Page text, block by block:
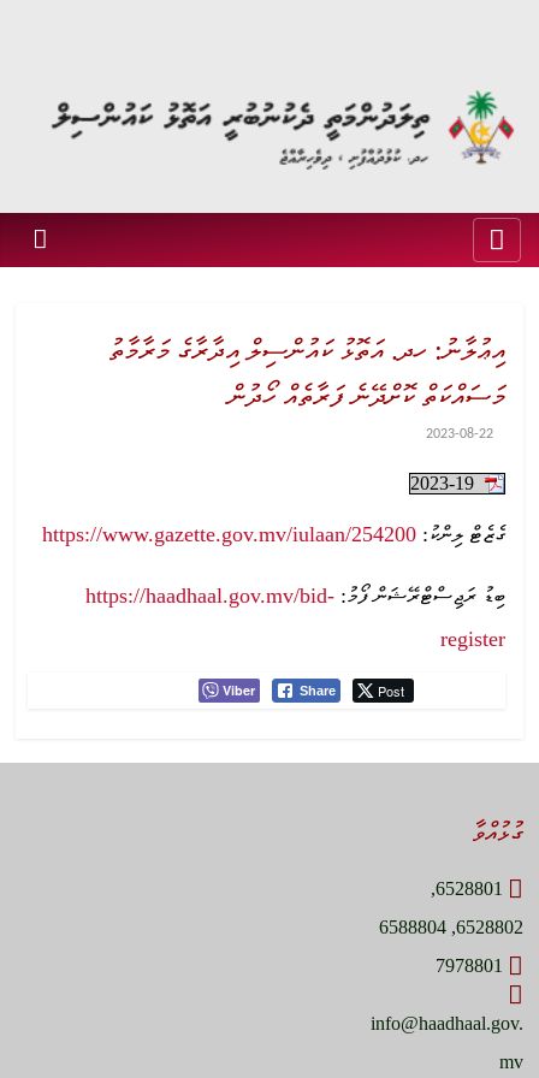
އިޢުލާނު: ހދ. އަތޮޅު ކައުންސިލް އިދާރާގެ މަރާމާތު
މަސައްކަތް ކޮށްދޭނެ ފަރާތެއް ހޯދުން
2023-08-22
2023-19
ގެޒެޓް ލިންކު:https://www.gazette.gov.mv/iulaan/254200
ބިޑު ރަޖިސްޓްރޭޝަން ފޯމު:https://haadhaal.gov.mv/bid-
register
Viber Share Post
ގުޅުއްވާ
6528801,
6528802, 6588804
info@haadhaal.gov.
mv